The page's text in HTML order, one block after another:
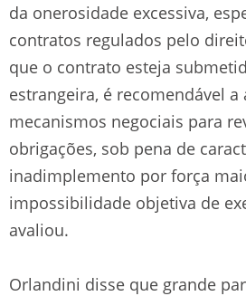
da onerosidade excessiva,
contratos regulados pelo
que o contrato esteja
estrangeira, é recomendável a
mecanismos negociais para
obrigações, sob pena de
inadimplemento por força
impossibilidade objetiva de
avaliou.
Orlandini disse que grande